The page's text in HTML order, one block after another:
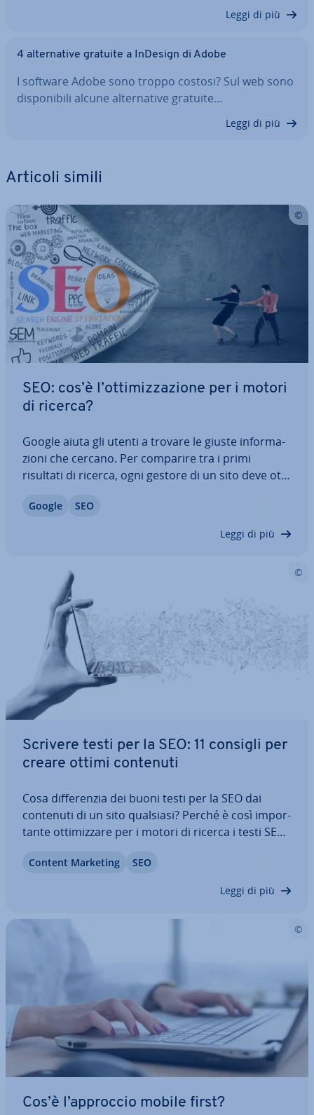
Leggi di più
4 al­ter­na­ti­ve gratuite a InDesign di Adobe
I software Adobe sono troppo costosi? Sul web sono
di­spo­ni­bi­li alcune al­ter­na­ti­ve gratuite…
Leggi di più
Articoli simili
SEO: cos’è l’ot­ti­miz­za­zio­ne per i motori
di ricerca?
Google aiuta gli utenti a trovare le giuste in­for­ma­
zio­ni che cercano. Per comparire tra i primi
risultati di ricerca, ogni gestore di un sito deve ot­ti­
o i clienti, ma anche per i motori di ricerca. L’ot­ti­
Google SEO
Leggi di più
Scrivere testi per la SEO: 11 consigli per
creare ottimi contenuti
Cosa dif­fe­ren­zia dei buoni testi per la SEO dai
contenuti di un sito qualsiasi? Perché è così im­por­
tan­te ot­ti­miz­za­re per i motori di ricerca i testi SEO
undici consigli sull’ot­ti­miz­za­zio­ne delle parole
Content Marketing SEO
Leggi di più
Cos’è l’approccio mobile first?